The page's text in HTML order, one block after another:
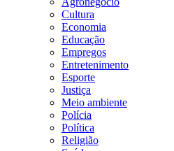
Cultura
Economia
Educação
Empregos
Entretenimento
Esporte
Justiça
Meio ambiente
Polícia
Política
Religião